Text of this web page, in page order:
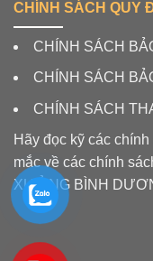
CHÍNH SÁCH QUY
CHÍNH SÁCH
CHÍNH SÁCH
CHÍNH SÁCH
Hãy đọc kỹ các
mắc về các chính
XƯỞNG BÌNH